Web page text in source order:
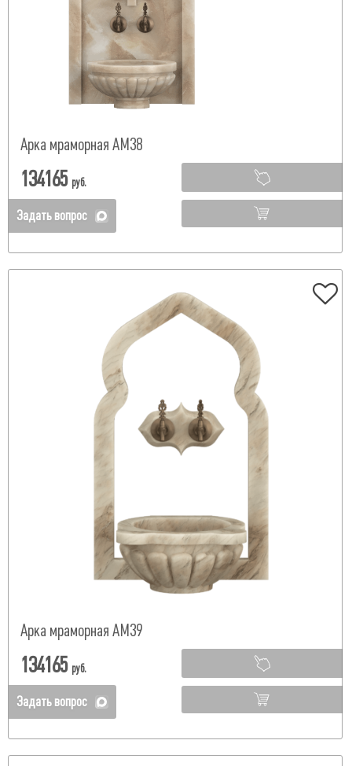
Арка мраморная АМ38
134165 руб.
Задать вопрос
Арка мраморная АМ39
134165 руб.
Задать вопрос